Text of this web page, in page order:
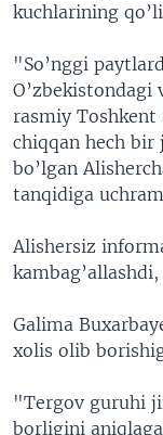
kuchlarining
"So’nggi
O’zbekistondagi
rasmiy Toshkent
chiqqan hech bir
bo’lgan
tanqidiga
Alishersiz
Galima
xolis olib
"Tergov guruhi
borligini